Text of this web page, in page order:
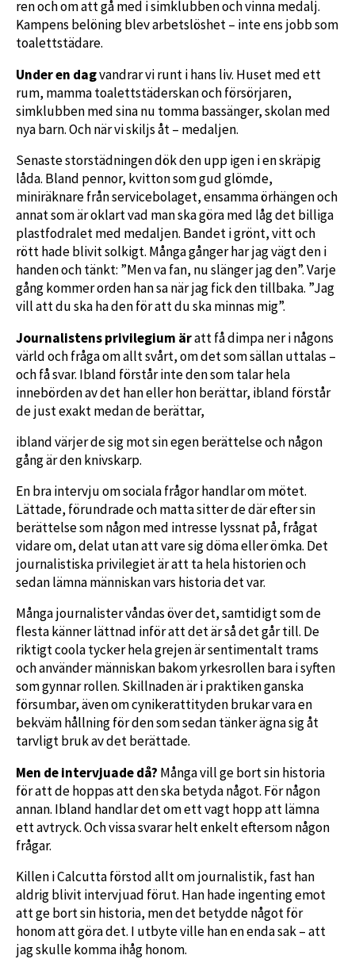
ren och om att gå med i simklubben och vinna medalj.
Kampens belöning blev arbetslöshet – inte ens jobb som
toalettstädare.
Under en dagvandrar vi runt i hans liv. Huset med ett
rum, mamma toalettstäderskan och försörjaren,
simklubben med sina nu tomma bassänger, skolan med
nya barn. Och när vi skiljs åt – medaljen.
Senaste storstädningen dök den upp igen i en skräpig
låda. Bland pennor, kvitton som gud glömde,
miniräknare från servicebolaget, ensamma örhängen och
annat som är oklart vad man ska göra med låg det billiga
plastfodralet med medaljen. Bandet i grönt, vitt och
rött hade blivit solkigt. Många gånger har jag vägt den i
handen och tänkt: ”Men va fan, nu slänger jag den”. Varje
gång kommer orden han sa när jag fick den tillbaka. ”Jag
vill att du ska ha den för att du ska minnas mig”.
Journalistens privilegium äratt få dimpa ner i någons
värld och fråga om allt svårt, om det som sällan uttalas –
och få svar. Ibland förstår inte den som talar hela
innebörden av det han eller hon berättar, ibland förstår
de just exakt medan de berättar,
ibland värjer de sig mot sin egen berättelse och någon
gång är den knivskarp.
En bra intervju om sociala frågor handlar om mötet.
Lättade, förundrade och matta sitter de där efter sin
berättelse som någon med intresse lyssnat på, frågat
vidare om, delat utan att vare sig döma eller ömka. Det
journalistiska privilegiet är att ta hela historien och
sedan lämna människan vars historia det var.
Många journalister våndas över det, samtidigt som de
flesta känner lättnad inför att det är så det går till. De
riktigt coola tycker hela grejen är sentimentalt trams
och använder människan bakom yrkesrollen bara i syften
som gynnar rollen. Skillnaden är i praktiken ganska
försumbar, även om cynikerattityden brukar vara en
bekväm hållning för den som sedan tänker ägna sig åt
tarvligt bruk av det berättade.
Men de intervjuade då? Många vill ge bort sin historia
för att de hoppas att den ska betyda något. För någon
annan. Ibland handlar det om ett vagt hopp att lämna
ett avtryck. Och vissa svarar helt enkelt eftersom någon
frågar.
Killen i Calcutta förstod allt om journalistik, fast han
aldrig blivit intervjuad förut. Han hade ingenting emot
att ge bort sin historia, men det betydde något för
honom att göra det. I utbyte ville han en enda sak – att
jag skulle komma ihåg honom.